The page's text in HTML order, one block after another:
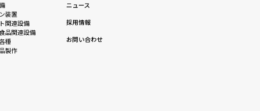
装置
関連設備
品関連設備
種
製作
ニュース
採用情報
お問い合わせ